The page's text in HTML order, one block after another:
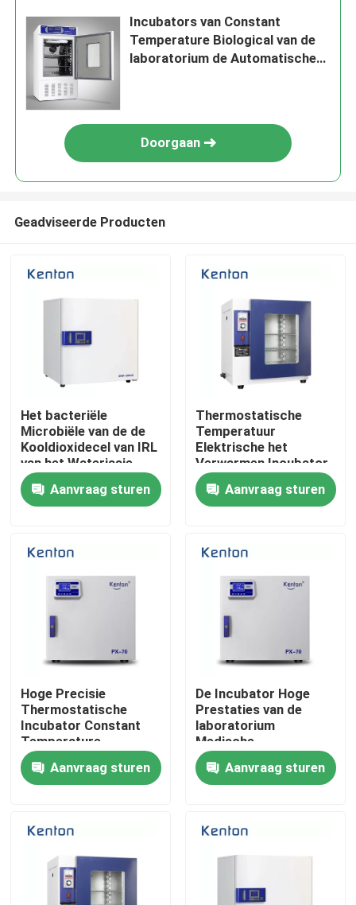
Thuis
Over ons
Contacten
Producten
Industriële droogoven
Thermostatische Incubator
Klimaatkamer
Incubators van Constant
Temperature Biological van de
laboratorium de Automatische
Doorgaan
Geadviseerde Producten
Het bacteriële
Microbiële van de de
Kooldioxidecel van IRL
van het Waterjasje
Materiaal van het de
Incubatorlaboratorium
Aanvraag sturen
Thermostatische
Temperatuur
Elektrische het
Verwarmen Incubator
voor Laboratorium
Aanvraag sturen
Hoge Precisie
Thermostatische
Incubator Constant
Temperature
Lncubator For
Laboratory
Aanvraag sturen
De Incubator Hoge
Prestaties van de
laboratorium
Medische
Elektrothermische
Thermostatische
Biochemie
Aanvraag sturen